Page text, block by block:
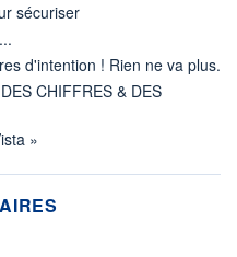
sécuriser
d'intention ! Rien ne va plus.
CHIFFRES & DES
»